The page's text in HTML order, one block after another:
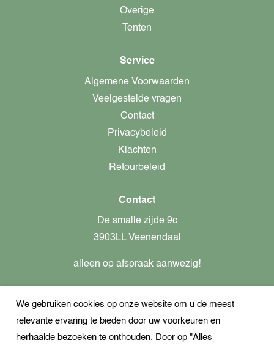
Overige
Tenten
Service
Algemene Voorwaarden
Veelgestelde vragen
Contact
Privacybeleid
Klachten
Retourbeleid
Contact
De smalle zijde 9c
3903LL Veenendaal
alleen op afspraak aanwezig!
Btw-nummer: nl862437301B01
+31621944547
We gebruiken cookies op onze website om u de meest
relevante ervaring te bieden door uw voorkeuren en
herhaalde bezoeken te onthouden. Door op "Alles